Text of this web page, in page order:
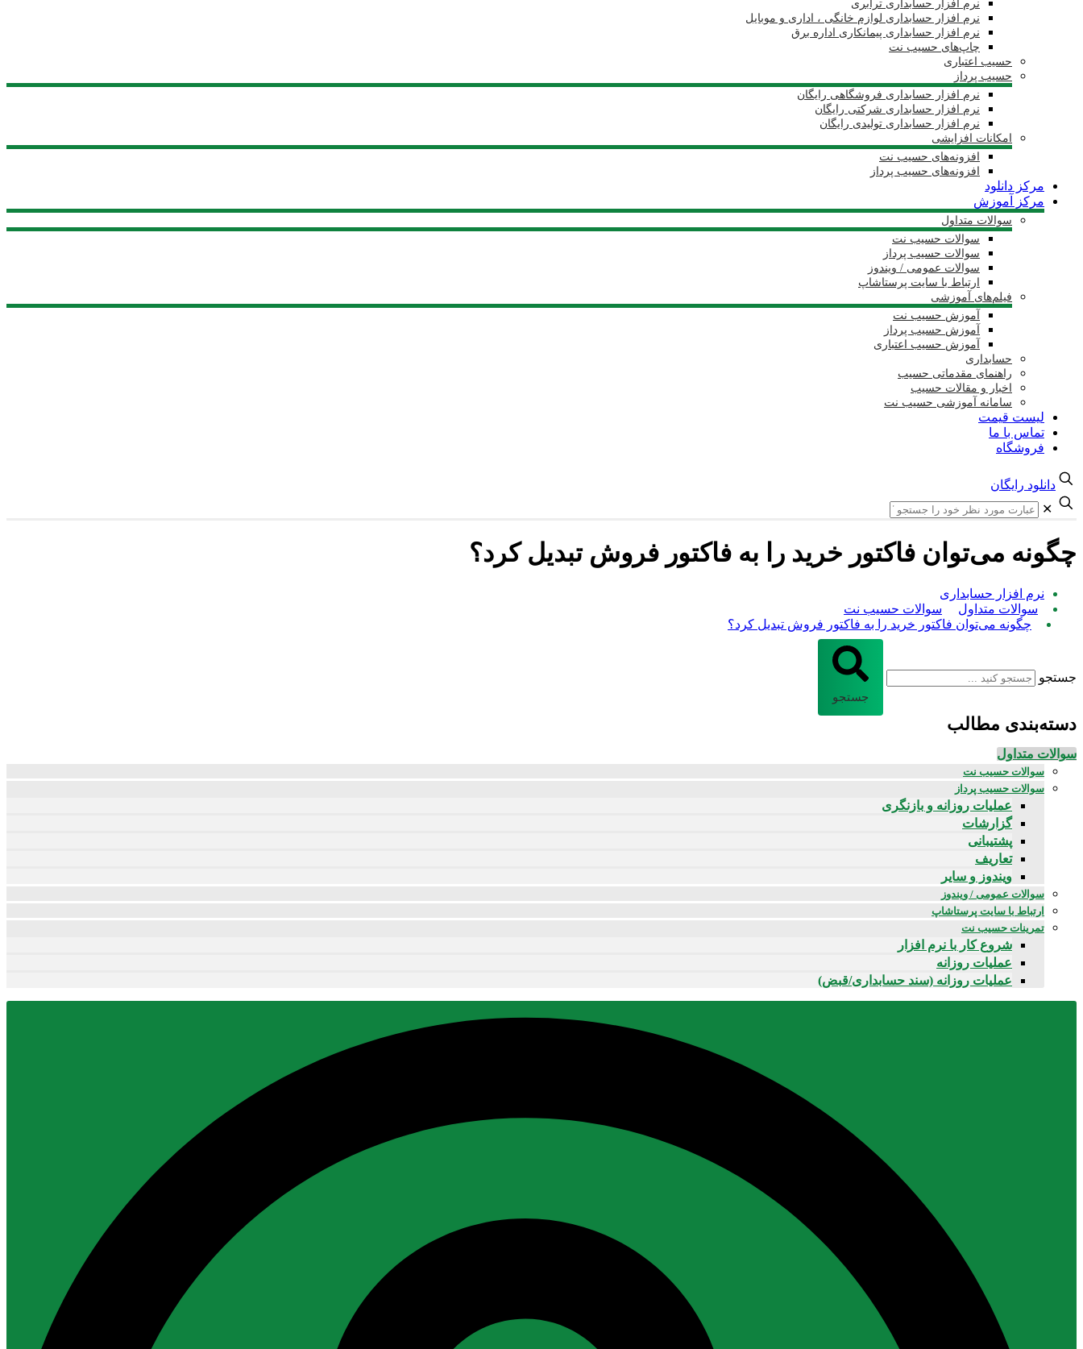
نرم افزار حسابداری ترابری
نرم افزار حسابداری لوازم خانگی ، اداری و موبایل
نرم افزار حسابداری پیمانکاری اداره برق
چاپ‌های حسیب نت
حسیب اعتباری
حسیب پرداز
نرم افزار حسابداری فروشگاهی رایگان
نرم افزار حسابداری شرکتی رایگان
نرم افزار حسابداری تولیدی رایگان
امکانات افزایشی
افزونه‌های حسیب نت
افزونه‌های حسیب پرداز
مرکز دانلود
مرکز آموزش
سوالات متداول
سوالات حسیب نت
سوالات حسیب پرداز
سوالات عمومی / ویندوز
ارتباط با سایت پرستاشاپ
فیلم‌های آموزشی
آموزش حسیب نت
آموزش حسیب پرداز
آموزش حسیب اعتباری
حسابداری
راهنمای مقدماتی حسیب
اخبار و مقالات حسیب
سامانه آموزشی حسیب نت
لیست قیمت
تماس با ما
فروشگاه
دانلود رایگان
✕
چگونه می‌توان فاکتور خرید را به فاکتور فروش تبدیل کرد؟
نرم افزار حسابداری
سوالات متداول
سوالات حسیب نت
چگونه می‌توان فاکتور خرید را به فاکتور فروش تبدیل کرد؟
جستجو
جستجو
دسته‌بندی مطالب
سوالات متداول
سوالات حسیب نت
سوالات حسیب پرداز
عملیات روزانه و بازنگری
گزارشات
پشتیبانی
تعاریف
ویندوز و سایر
سوالات عمومی / ویندوز
ارتباط با سایت پرستاشاپ
تمرینات حسیب نت
شروع کار با نرم افزار
عملیات روزانه
عملیات روزانه (سند حسابداری/قبض)